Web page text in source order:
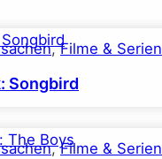
, Filme & Serien
Songbird
, Filme & Serien